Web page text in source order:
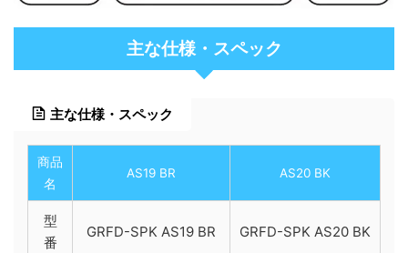
主な仕様・スペック
主な仕様・スペック
商品
名
AS19 BR AS20 BK
型
番
GRFD-SPK AS19 BR GRFD-SPK AS20 BK